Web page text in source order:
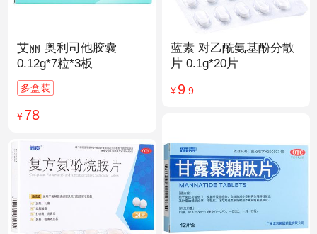
艾丽 奥利司他胶囊
0.12g*7粒*3板
多盒装
¥78
蓝素 对乙酰氨基酚分散
片 0.1g*20片
¥9.9